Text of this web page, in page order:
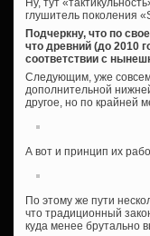
Ну, тут
глушитель поколения
Подчеркну, что по
что древний (до 2010
соответствии с
Следующим, уже
дополнительной
другое, но по крайней
А вот и принцип их
По этому же пути
что традиционный
куда менее брутально